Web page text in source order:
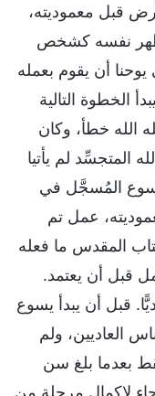
قبل معموديته،
نفسه كشخص
أن يقوم بعمله
الخطوة التالية
الله خطأ، وكان
المتجسِّد لم يأتيا
المُسجَّل في
عمل تم
المقدس ما فعله
قبل أن يعتمد.
قبل أن يبدأ يسوع
العاديين، ولم
بعدما بلغ سن
لإكمال مرحلة من